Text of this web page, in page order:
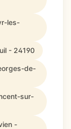
les-
- 24190
de-
sur-
-